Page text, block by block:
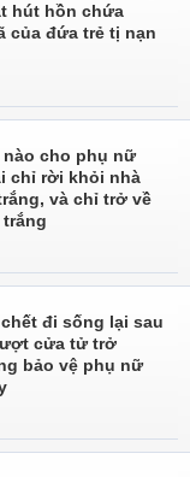
hút hồn chứa
của đứa trẻ tị nạn
cho phụ nữ
chỉ rời khỏi nhà
và chỉ trở về
đi sống lại sau
cửa tử trở
bảo vệ phụ nữ